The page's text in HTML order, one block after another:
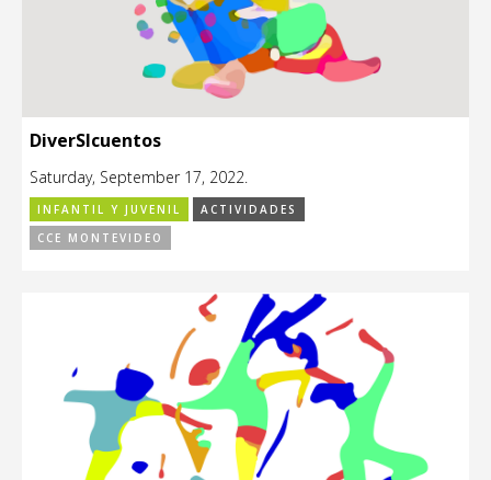
DiverSIcuentos
Saturday, September 17, 2022.
INFANTIL Y JUVENIL
ACTIVIDADES
CCE MONTEVIDEO